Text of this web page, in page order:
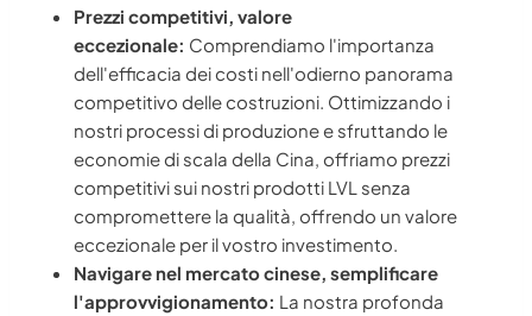
Prezzi competitivi, valore
eccezionale: Comprendiamo l'importanza
dell'efficacia dei costi nell'odierno panorama
competitivo delle costruzioni. Ottimizzando i
nostri processi di produzione e sfruttando le
economie di scala della Cina, offriamo prezzi
competitivi sui nostri prodotti LVL senza
compromettere la qualità, offrendo un valore
eccezionale per il vostro investimento.
Navigare nel mercato cinese, semplificare
l'approvvigionamento: La nostra profonda